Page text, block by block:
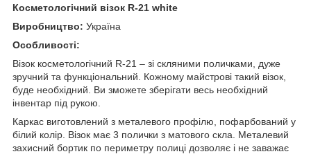
Косметологічний візок R-21 white
Виробництво: Україна
Особливості:
Візок косметологічний R-21 – зі скляними поличками, дуже
зручний та функціональний. Кожному майстрові такий візок,
буде необхідний. Ви зможете зберігати весь необхідний
інвентар під рукою.
Каркас виготовлений з металевого профілю, пофарбований у
білий колір. Візок має 3 полички з матового скла. Металевий
захисний бортик по периметру полиці дозволяє і не заважає